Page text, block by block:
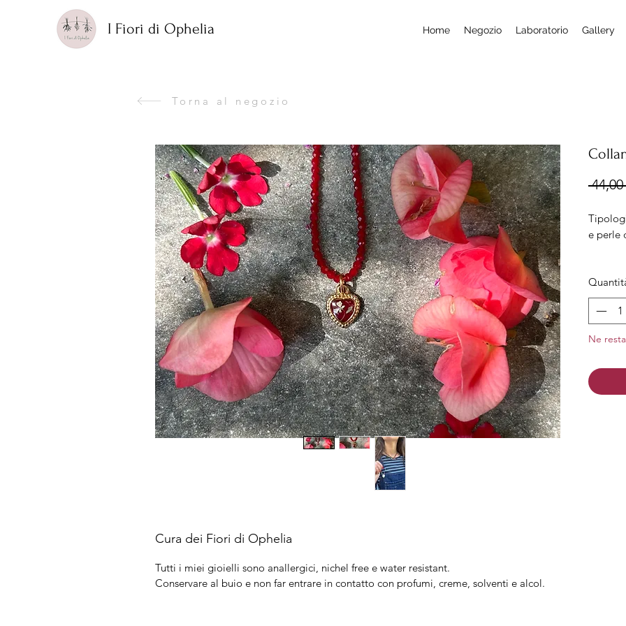
I Fiori di Ophelia Home Negozio Laboratorio Gallery
Torna al negozio
44,00
e perle
nichel
Ne
Cura dei Fiori di Ophelia
Tutti i miei gioielli sono anallergici, nichel free e water resistant.
Conservare al buio e non far entrare in contatto con profumi, creme, solventi e alcol.